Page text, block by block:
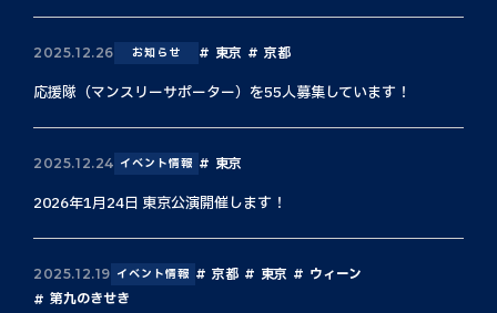
2025.12.26 お知らせ 東京 京都
応援隊（マンスリーサポーター）を55人募集しています！
2025.12.24 イベント情報 東京
2026年1月24日 東京公演開催します！
2025.12.19 イベント情報 京都 東京
ウィーン
第九のきせき